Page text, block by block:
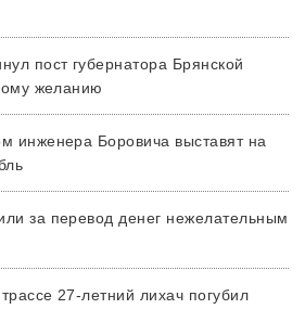
пост губернатора Брянской
желанию
инженера Боровича выставят на
за перевод денег нежелательным
27-летний лихач погубил